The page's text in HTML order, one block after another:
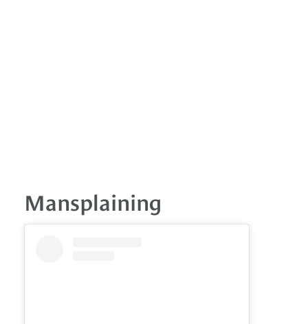
Mansplaining